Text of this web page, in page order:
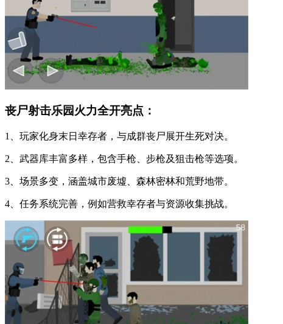
丧尸射击乐园火力全开亮点：
1、玩家化身末日幸存者，与成群丧尸展开生死对决。
2、武器库丰富多样，包含手枪、步枪及狙击枪等选项。
3、场景多变，涵盖城市废墟、森林密林和荒野地带。
4、任务系统完善，例如营救幸存者与资源收集挑战。